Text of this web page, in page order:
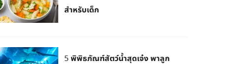
สำหรับเด็ก
5 พิพิธภัณฑ์สัตว์น้ำสุดเจ๋ง พาลูก